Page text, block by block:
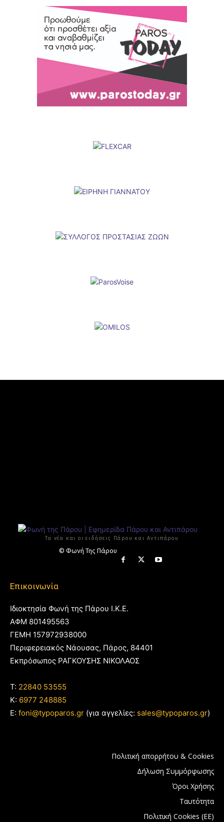
Τα νέα και οι ειδήσεις Πάρου και Αντιπάρου
© Φωνή Της Πάρου
Επικοινωνία
Ιδιοκτησία Φωνή της Πάρου Ι.Κ.Ε.
ΑΦΜ 801495563
ΓΕΜΗ 157972938000
Περιφερειακός Νάουσας, Πάρος, 84401
Εκπρόσωπος ΡΑΓΚΟΥΣΗΣ ΝΙΚΟΛΑΟΣ
T: 22840 53555
Κ: 6977 248885
E: foni@typoparos.gr (για αγγελίες: sales@typoparos.gr)
Πολιτική απορρήτου & Cookies
Δήλωση Συμμόρφωσης
Όροι Χρήσης
Ταυτότητα
Πολιτική Cookies (ΕΕ)